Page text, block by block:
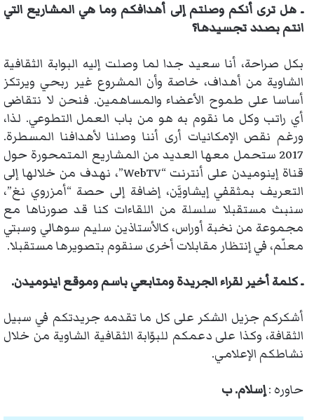
ـ هل ترى أنكم وصلتم إلى أهدافكم وما هي المشاريع التي
انتم بصدد تجسيدها؟
بكل صراحة، أنا سعيد جدا لما وصلت إليه البوابة الثقافية
الشاوية من أهداف، خاصة وأن المشروع غير ربحي ويرتكز
أساسا على طموح الأعضاء والمساهمين. فنحن لا نتقاضى
أي راتب وكل ما نقوم به هو من باب العمل التطوعي. لذا،
ورغم نقص الإمكانيات أرى أننا وصلنا لأهدافنا المسطرة.
2017 ستحمل معها العديد من المشاريع المتمحورة حول
قناة إينوميدن على أنترنت “WebTV”، نهدف من خلالها إلى
التعريف بمثقفي إيشاويَّن، إضافة إلى حصة “أمزروي نغ”،
سنبث مستقبلا سلسلة من اللقاءات كنا قد صورناها مع
مجموعة من نخبة أوراس، كالأستاذين سليم سوهالي وسبتي
معلّم، في إنتظار مقابلات أخرى سنقوم بتصويرها مستقبلا.
ـ كلمة أخير لقراء الجريدة ومتابعي باسم وموقع اينوميدن.
أشكركم جزيل الشكر على كل ما تقدمه جريدتكم في سبيل
الثقافة، وكذا على دعمكم للبوّابة الثقافية الشاوية من خلال
نشاطكم الإعلامي.
حاوره :إسلام. ب